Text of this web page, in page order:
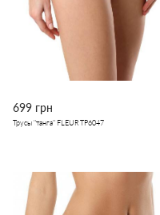
699 грн
Трусы "танга" FLEUR TP6047